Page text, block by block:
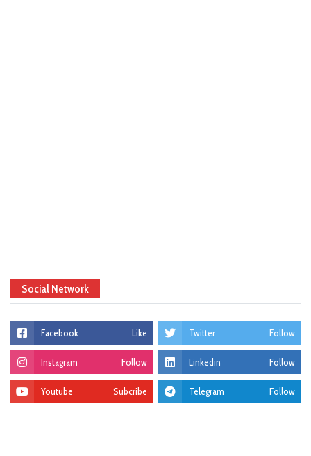
Social Network
Facebook Like Twitter Follow
Instagram Follow Linkedin Follow
Youtube Subcribe Telegram Follow